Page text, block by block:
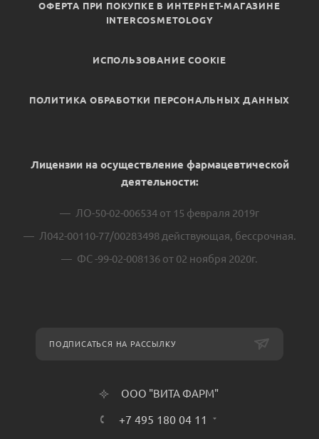
ОФЕРТА ПРИ ПОКУПКЕ В ИНТЕРНЕТ-МАГАЗИНЕ
INTERCOSMETOLOGY
ИСПОЛЬЗОВАНИЕ COOKIE
ПОЛИТИКА ОБРАБОТКИ ПЕРСОНАЛЬНЫХ ДАННЫХ
Лицензии на осуществление фармацевтической
деятельности:
ЛО-50-02-006534 от 15 февраля 2019г
Л042-00110-77/00283498 действующая, бессрочная.
ФС -99-02-008136 от 02 ноября 2020г.
ПОДПИСАТЬСЯ НА РАССЫЛКУ
ООО "ВИТА ФАРМ"
+7 495 180 04 11